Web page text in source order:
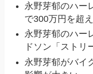
永野芽郁のハー
で300万円を超
永野芽郁のハー
ドソン「ストリ
永野芽郁がバイ